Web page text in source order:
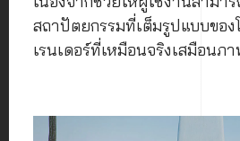
สถาปัตยกรรมที่เต็มรูปแบบของ
เรนเดอร์ที่เหมือนจริงเสมือนภ